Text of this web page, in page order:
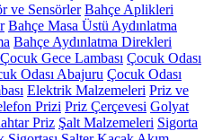
ve Sensörler Bahçe Aplikleri
Bahçe Masa Üstü Aydınlatma
Bahçe Aydınlatma Direkleri
Çocuk Gece Lambası Çocuk Odası
Odası Abajuru Çocuk Odası
Elektrik Malzemeleri Priz ve
Prizi Priz Çerçevesi Golyat
Priz Şalt Malzemeleri Sigorta